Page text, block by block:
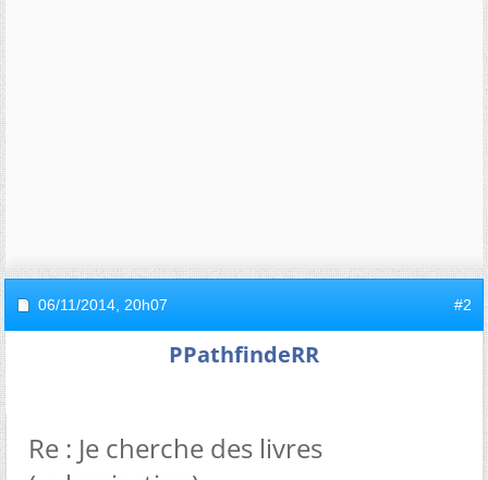
06/11/2014, 20h07 #2
PPathfindeRR
Re : Je cherche des livres